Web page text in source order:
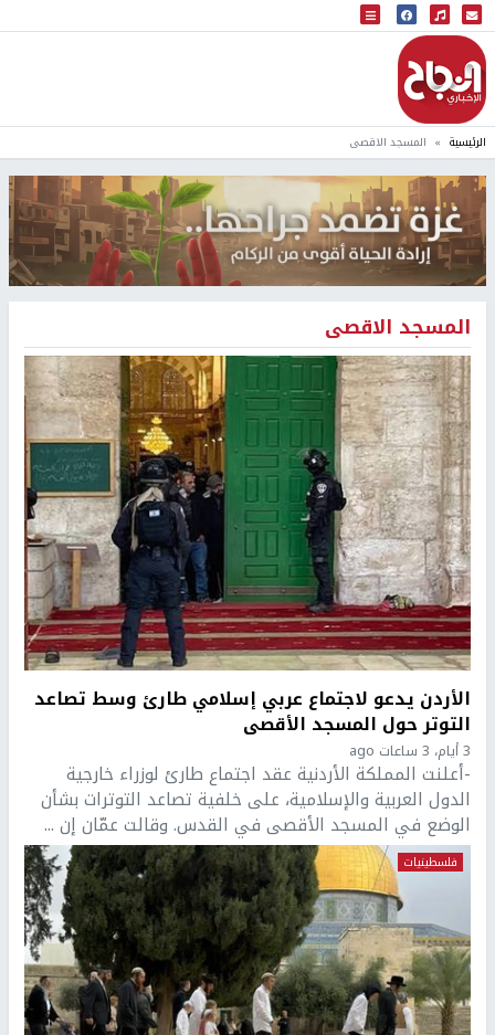
البث المباشر
إذاعة النجاح
الرئيسية المسجد الاقصى
المسجد الاقصى
الأردن يدعو لاجتماع عربي إسلامي طارئ وسط تصاعد
التوتر حول المسجد الأقصى
3 أيام، 3 ساعات ago
-أعلنت المملكة الأردنية عقد اجتماع طارئ لوزراء خارجية
الدول العربية والإسلامية، على خلفية تصاعد التوترات بشأن
الوضع في المسجد الأقصى في القدس. وقالت عمّان إن ...
فلسطينيات